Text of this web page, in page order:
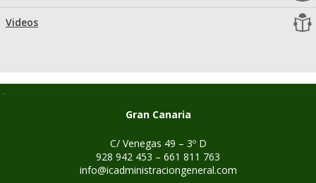
Videos
Gran Canaria
C/ Venegas 49 – 3º D
928 942 453 – 661 811 763
info@icadministraciongeneral.com